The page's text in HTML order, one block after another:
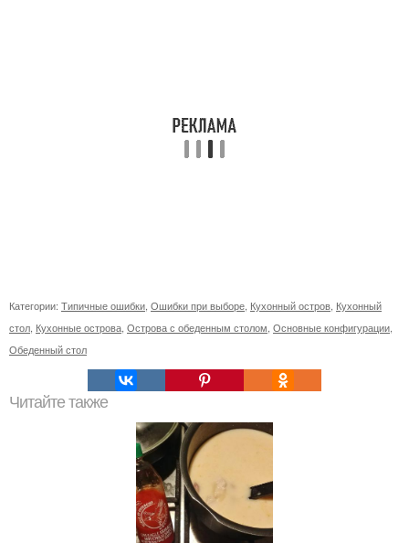
Категории: Типичные ошибки Ошибки при выборе Кухонный остров Кухонный
стол Кухонные острова Острова с обеденным столом Основные конфигурации
Обеденный стол
Читайте также